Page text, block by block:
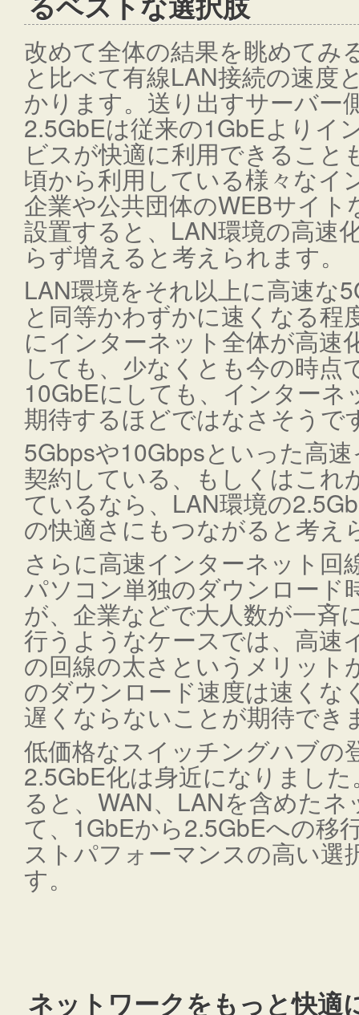
改めて全体の結果を眺めてみ
と比べて有線LAN接続の速度
かります。送り出すサーバー
2.5GbEは従来の1GbEよりイ
ビスが快適に利用できること
頃から利用している様々なイ
企業や公共団体のWEBサイ
設置すると、LAN環境の高速
らず増えると考えられます。
LAN環境をそれ以上に高速な
と同等かわずかに速くなる程
にインターネット全体が高速
しても、少なくとも今の時点
10GbEにしても、インター
期待するほどではなさそうで
5Gbpsや10Gbpsといった高
契約している、もしくはこれ
ているなら、LAN環境の
の快適さにもつながると考え
さらに高速インターネット回
パソコン単独のダウンロード
が、企業などで大人数が一斉
行うようなケースでは、高速
の回線の太さというメリット
のダウンロード速度は速くな
遅くならないことが期待でき
低価格なスイッチングハブの
2.5GbE化は身近になりまし
ると、WAN、LANを含めた
て、1GbEから2.5GbEへの移
ストパフォーマンスの高い選
す。
ネットワークをもっと快適